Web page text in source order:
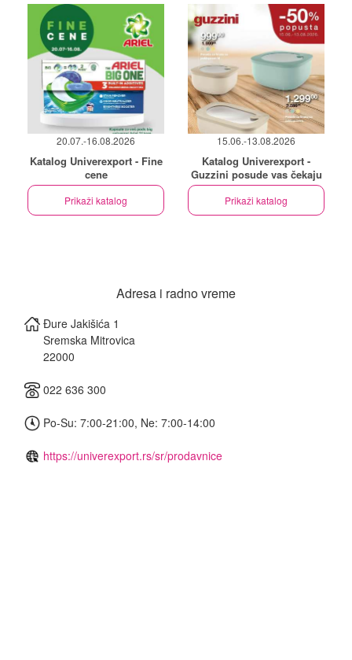
20.07.-16.08.2026
Katalog Univerexport - Fine
cene
Prikaži katalog
15.06.-13.08.2026
Katalog Univerexport -
Guzzini posude vas čekaju
Prikaži katalog
Adresa i radno vreme
Đure Jakišića 1
Sremska Mitrovica
22000
022 636 300
Po-Su: 7:00-21:00, Ne: 7:00-14:00
https://univerexport.rs/sr/prodavnice